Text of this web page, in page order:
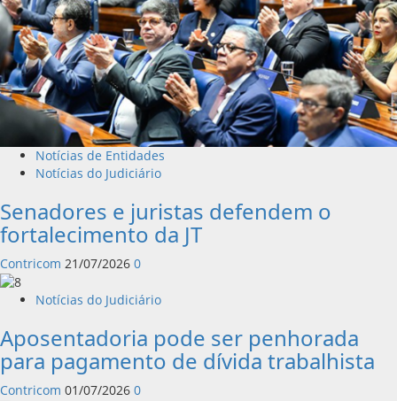
Notícias de Entidades
Notícias do Judiciário
Senadores e juristas defendem o
fortalecimento da JT
Contricom 21/07/2026 0
Notícias do Judiciário
Aposentadoria pode ser penhorada
para pagamento de dívida trabalhista
Contricom 01/07/2026 0